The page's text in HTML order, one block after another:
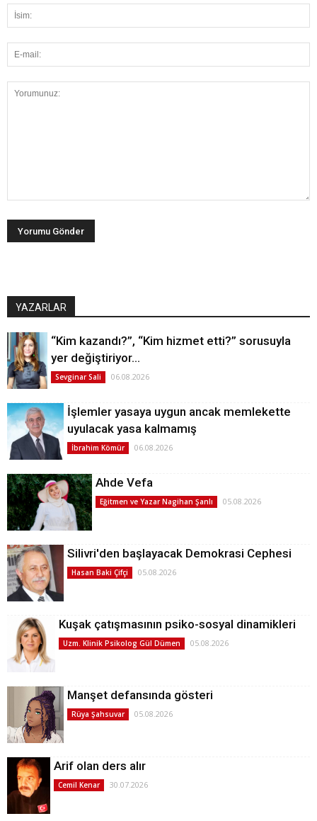
YAZARLAR
“Kim kazandı?”, “Kim hizmet etti?” sorusuyla
yer değiştiriyor…
Sevginar Sali 06.08.2026
İşlemler yasaya uygun ancak memlekette
uyulacak yasa kalmamış
İbrahim Kömür 06.08.2026
Ahde Vefa
Eğitmen ve Yazar Nagihan Şanlı 05.08.2026
Silivri'den başlayacak Demokrasi Cephesi
Hasan Baki Çifçi 05.08.2026
Kuşak çatışmasının psiko-sosyal dinamikleri
Uzm. Klinik Psikolog Gül Dümen 05.08.2026
Manşet defansında gösteri
Rüya Şahsuvar 05.08.2026
Arif olan ders alır
Cemil Kenar 30.07.2026